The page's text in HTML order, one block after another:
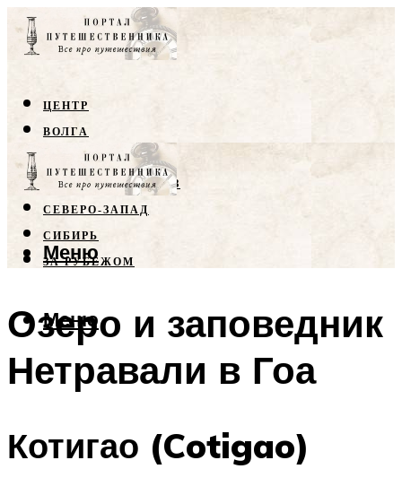
ЦЕНТР
ВОЛГА
КРЫМ
СЕВЕРНЫЙ КАВКАЗ
СЕВЕРО-ЗАПАД
СИБИРЬ
ЗА РУБЕЖОМ
Меню
Меню
Озеро и заповедник
Нетравали в Гоа
Котигао (Cotigao)